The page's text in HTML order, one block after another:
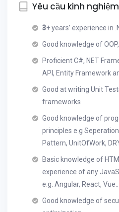
Yêu cầu kinh nghiệm
3+ years’ experience in
Good knowledge of
Proficient C#, NET
API, Entity Framework
Good at writing Unit
frameworks
Good knowledge of
principles e.g
Pattern, UnitOfWork,
Basic knowledge of
experience of any
e.g. Angular, React, Vue…
Good knowledge of